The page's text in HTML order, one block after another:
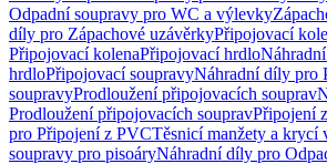
Odpadní soupravy pro WC a výlevky
díly pro Zápachové uzávěrkyPřipojovací
Připojovací kolenaPřipojovací hrdlo
hrdloPřipojovací soupravyNáhradní díly pro
soupravyProdloužení připojovacích souprav
Prodloužení připojovacích soupravPřipojení
pro Připojení z PVCTěsnicí manžety a krycí
soupravy pro pisoáryNáhradní díly pro